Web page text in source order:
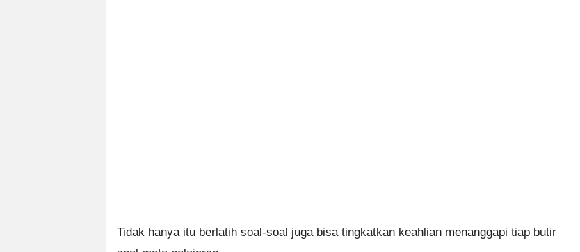
Tidak hanya itu berlatih soal-soal juga bisa tingkatkan keahlian menanggapi tiap butir